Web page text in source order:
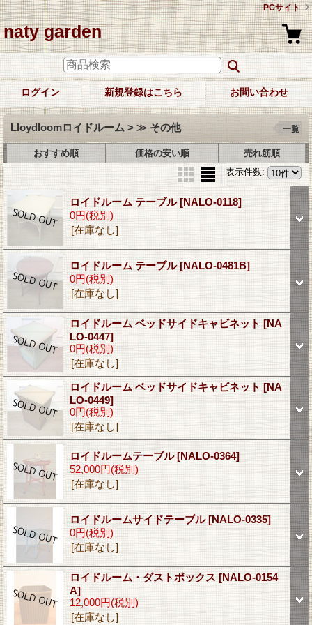
PCサイト
naty garden
ログイン 新規登録はこちら お問い合わせ
Lloydloomロイドルーム > ≫ その他 一覧
おすすめ順 価格の安い順
売れ筋順
表示件数:
ロイドルーム テーブル[NALO-0118]
0円(税別)
[在庫なし]
ロイドルーム テーブル[NALO-0481B]
0円(税別)
[在庫なし]
ロイドルーム ベッドサイドキャビネット [NA
LO-0447]
0円(税別)
[在庫なし]
ロイドルーム ベッドサイドキャビネット [NA
LO-0449]
0円(税別)
[在庫なし]
ロイドルームテーブル[NALO-0364]
52,000円(税別)
[在庫なし]
ロイドルームサイドテーブル[NALO-0335]
0円(税別)
[在庫なし]
ロイドルーム・ダストボックス [NALO-0154
A]
12,000円(税別)
[在庫なし]